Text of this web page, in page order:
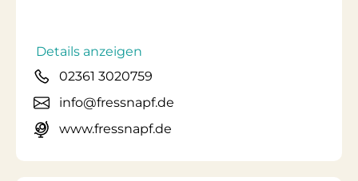
Details anzeigen
02361 3020759
info@fressnapf.de
www.fressnapf.de